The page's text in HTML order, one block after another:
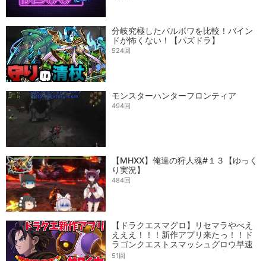
分岐究極したバルボワを比較！バイン
ドが怖くない！【パズドラ】
524回
モンスターハンターフロンティア
494回
【MHXX】俺達の狩人魂#１３【ゆっく
り実況】
484回
【ドラクエスマグロ】リセマラやべえ
えええ！！！新作アプリ来たっ！！ド
ラゴンクエストスマッシュグロウ早速
やるるるる！！！ネタばれ注意
51回